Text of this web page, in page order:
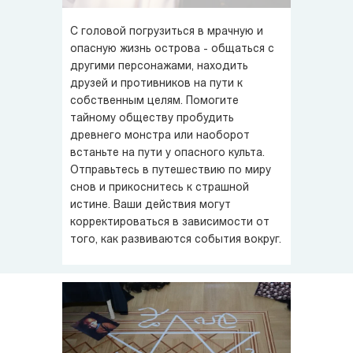
С головой погрузиться в мрачную и
опасную жизнь острова - общаться с
другими персонажами, находить
друзей и противников на пути к
собственным целям. Помогите
тайному обществу пробудить
древнего монстра или наоборот
встаньте на пути у опасного культа.
Отправьтесь в путешествию по миру
снов и прикоснитесь к страшной
истине. Ваши действия могут
корректироваться в зависимости от
того, как развиваются события вокруг.